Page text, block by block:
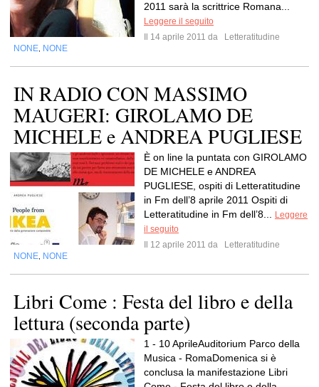
2011 sarà la scrittrice Romana...
Leggere il seguito
Il 14 aprile 2011 da
Letteratitudine
NONE NONE
IN RADIO CON MASSIMO
MAUGERI: GIROLAMO DE
MICHELE e ANDREA PUGLIESE
È on line la puntata con GIROLAMO
DE MICHELE e ANDREA
PUGLIESE, ospiti di Letteratitudine
in Fm dell’8 aprile 2011 Ospiti di
Letteratitudine in Fm dell’8...
Leggere
il seguito
Il 12 aprile 2011 da
Letteratitudine
NONE NONE
Libri Come : Festa del libro e della
lettura (seconda parte)
1 - 10 AprileAuditorium Parco della
Musica - RomaDomenica si è
conclusa la manifestazione Libri